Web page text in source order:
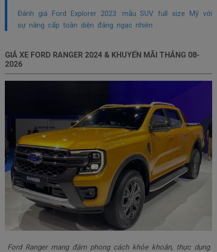
Đánh giá Ford Explorer 2023: mẫu SUV full size Mỹ với
sự nâng cấp toàn diện đáng ngạc nhiên
GIÁ XE FORD RANGER 2024 & KHUYẾN MÃI THÁNG 08-
2026
Ford Ranger mang đậm phong cách khỏe khoắn, thực dụng